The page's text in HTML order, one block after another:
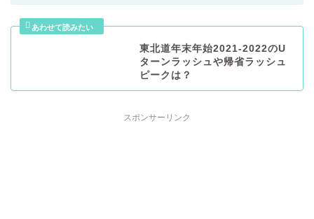
東北道年末年始2021-2022のU
ターンラッシュや帰省ラッシュ
ピークは？
スポンサーリンク